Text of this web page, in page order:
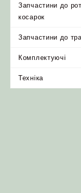
Запчастини до
косарок
Запчастини до
Комплектуючі
Техніка